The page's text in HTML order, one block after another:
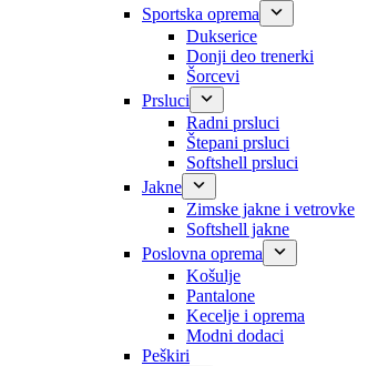
Sportska oprema
Dukserice
Donji deo trenerki
Šorcevi
Prsluci
Radni prsluci
Štepani prsluci
Softshell prsluci
Jakne
Zimske jakne i vetrovke
Softshell jakne
Poslovna oprema
Košulje
Pantalone
Kecelje i oprema
Modni dodaci
Peškiri